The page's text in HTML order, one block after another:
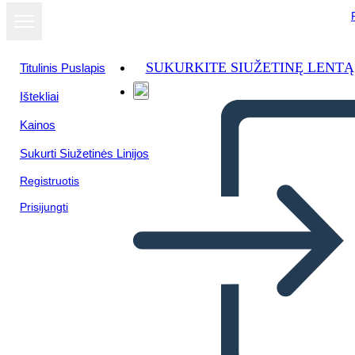
Titulinis Puslapis
Ištekliai
Kainos
Sukurti Siužetinės Linijos
Registruotis
Prisijungti
SUKURKITE SIUŽETINĘ LENTĄ